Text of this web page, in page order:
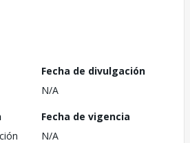
Fecha de divulgación
N/A
Fecha de vigencia
N/A